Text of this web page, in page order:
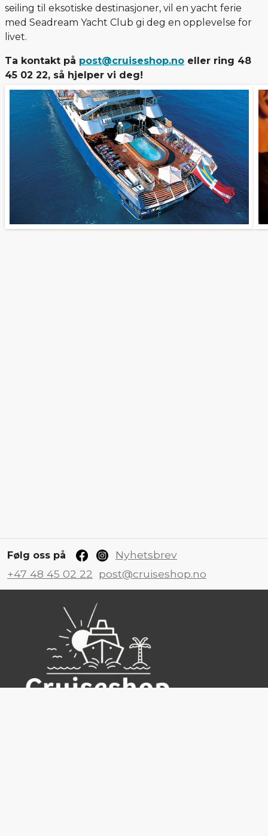
seiling til eksotiske destinasjoner, vil en yacht ferie
med Seadream Yacht Club gi deg en opplevelse for
livet.
Ta kontakt på post@cruiseshop.no eller ring 48
45 02 22, så hjelper vi deg!
Følg oss på
Nyhetsbrev
+47 48 45 02 22 post@cruiseshop.no